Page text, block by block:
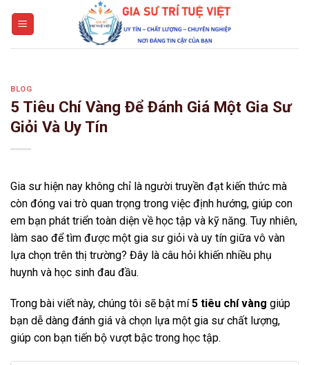
BLOG
5 Tiêu Chí Vàng Để Đánh Giá Một Gia Sư
Giỏi Và Uy Tín
Gia sư hiện nay không chỉ là người truyền đạt kiến thức mà
còn đóng vai trò quan trọng trong việc định hướng, giúp con
em bạn phát triển toàn diện về học tập và kỹ năng. Tuy nhiên,
làm sao để tìm được một gia sư giỏi và uy tín giữa vô vàn
lựa chọn trên thị trường? Đây là câu hỏi khiến nhiều phụ
huynh và học sinh đau đầu.
Trong bài viết này, chúng tôi sẽ bật mí5 tiêu chí vàng giúp
bạn dễ dàng đánh giá và chọn lựa một gia sư chất lượng,
giúp con bạn tiến bộ vượt bậc trong học tập.